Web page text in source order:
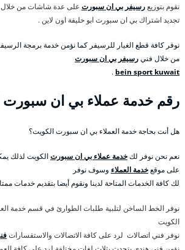
نقوم بتوزيعرسيفر بي ان سبورت على عدة شاشات من خلال
تجديد اشتراك بي ان سبورت ابو حليفة اون لاين .
نوفر كافة قطع الغيار للرسيفر كما نؤمن خدمة برمجة
من خلال فنيرسيفر بي ان سبورت
bein sport kuwait
.
رقم خدمة عملاء بي ان سبورت
هل أنت بحاجة خدمة العملاء بي ان سبورت الكويت؟
نعم نحن نوفر لكخدمة عملاء بي ان سبورتالكويت لذلك
على موقعخدمة العملاء وسوف نوفر
لك كافة الخدمات المتاحة لدينا ونقوم أيضا بتقديم خدمات
نوفر الخط الساخن لتلبية طلبات الطوارئ في قسم خدمة
الكويت
نوفر فني اتصالات لرد على كافة الاتصالات والاستفسارات